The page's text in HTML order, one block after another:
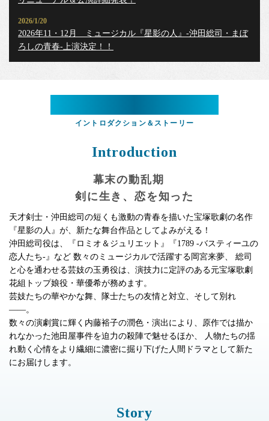
2026/1/20
2026年11・12月 ミュージカル『星影の人』-沖田総司・まぼ
ろしの青春-上演決定！！
イントロダクション＆ストーリー
Introduction
幕末の動乱期
剣に生き、恋を知った
天才剣士・沖田総司の短くも激動の青春を描いた宝塚歌劇の名作
『星影の人』が、新たな舞台作品としてよみがえる！
沖田総司役は、『ロミオ＆ジュリエット』『1789 -バスティーユの
恋人たち-』など 数々のミュージカルで活躍する岡宮来夢、
総司
と心を通わせる芸妓の玉勇役は、演技力に定評のある元宝塚歌劇
花組トップ娘役・華優希が務めます。
芸妓たちの華やかな舞、隊士たちの友情と対立、そして別れ
――。
数々の演劇賞に輝く内藤裕子の潤色・演出により、原作では描か
れなかった池田屋事件を迫力の殺陣で魅せるほか、
人物たちの揺
れ動く心情をより繊細に濃密に掘り下げた人間ドラマとして新た
にお届けします。
Story